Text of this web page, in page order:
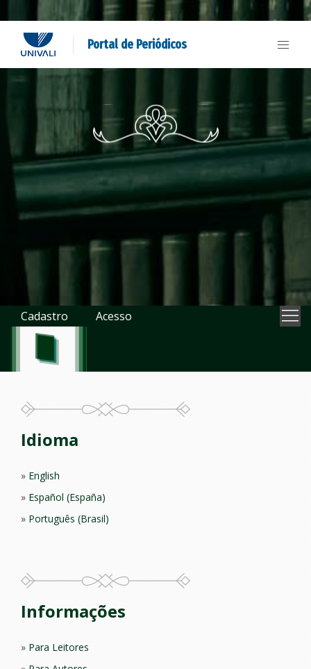
Portal de Periódicos
Cadastro Acesso
Idioma
English
Español (España)
Português (Brasil)
Informações
Para Leitores